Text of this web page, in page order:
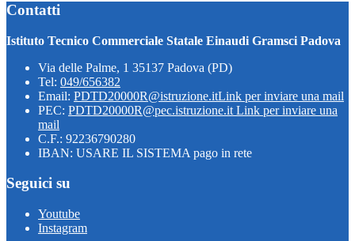
Contatti
Istituto Tecnico Commerciale Statale Einaudi Gramsci Padova
Via delle Palme, 1 35137 Padova (PD)
Tel: 049/656382
Email: PDTD20000R@istruzione.itLink per inviare una mail
PEC: PDTD20000R@pec.istruzione.it Link per inviare una
mail
C.F.: 92236790280
IBAN: USARE IL SISTEMA pago in rete
Seguici su
Youtube
Instagram